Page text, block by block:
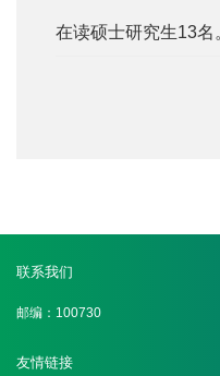
在读硕士研究生13名
联系我们
邮编：100730
友情链接